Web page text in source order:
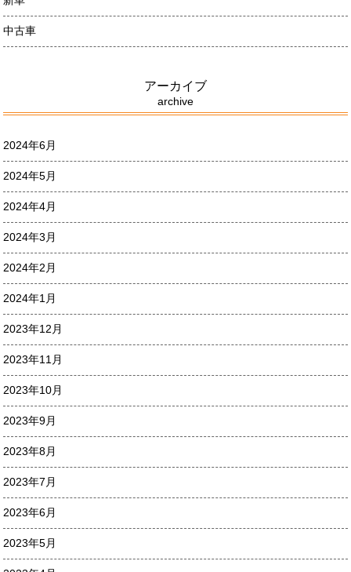
中古車
アーカイブ
archive
2024年6月
2024年5月
2024年4月
2024年3月
2024年2月
2024年1月
2023年12月
2023年11月
2023年10月
2023年9月
2023年8月
2023年7月
2023年6月
2023年5月